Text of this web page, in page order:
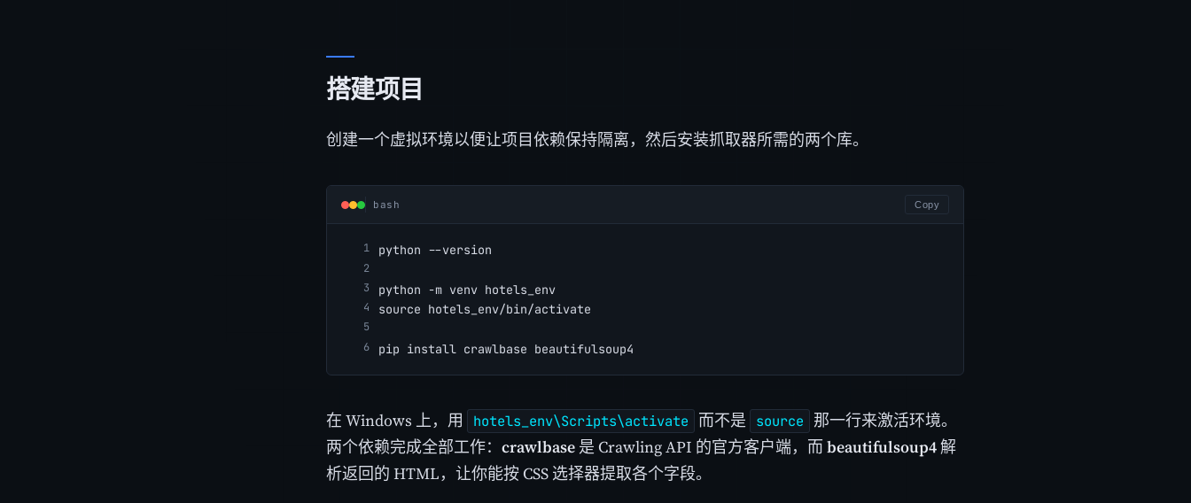
搭建项目
创建一个虚拟环境以便让项目依赖保持隔离，然后安装抓取器所需的两个库。
bash Copy
python --version
python -m venv hotels_env
source hotels_env/bin/activate
pip install crawlbase beautifulsoup4
在 Windows 上，用 hotels_env\Scripts\activate 而不是 source
那一行来激活环境。
两个依赖完成全部工作： crawlbase 是 Crawling API 的官方客户端，而 beautifulsoup4解
析返回的 HTML，让你能按 CSS 选择器提取各个字段。